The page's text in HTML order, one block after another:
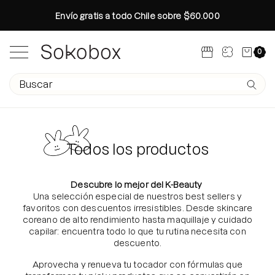
Envío gratis a todo Chile sobre $60.000
Abrir menú de navegación
Carro
0
Campo de texto de búsqueda Envíe
Búsquedas populares
Rutina Otoño
Especial Brightening Manchas
Rutina otoño en 4 pasos
Age-R Booster Pro Medicube
Conoce tu tipo de Piel
Glass Skin Tips
Todos los productos
Descubre lo mejor del K-Beauty
Una selección especial de nuestros best sellers y
favoritos con descuentos irresistibles. Desde skincare
coreano de alto rendimiento hasta maquillaje y cuidado
capilar: encuentra todo lo que tu rutina necesita con
descuento.
Aprovecha y renueva tu tocador con fórmulas que